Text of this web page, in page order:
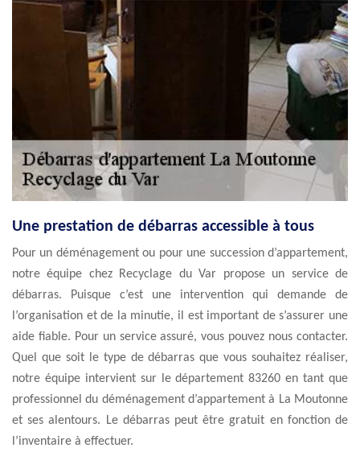
Une prestation de débarras accessible à tous
Pour un déménagement ou pour une succession d’appartement,
notre équipe chez Recyclage du Var propose un service de
débarras. Puisque c’est une intervention qui demande de
l’organisation et de la minutie, il est important de s’assurer une
aide fiable. Pour un service assuré, vous pouvez nous contacter.
Quel que soit le type de débarras que vous souhaitez réaliser,
notre équipe intervient sur le département 83260 en tant que
professionnel du déménagement d’appartement à La Moutonne
et ses alentours. Le débarras peut être gratuit en fonction de
l’inventaire à effectuer.